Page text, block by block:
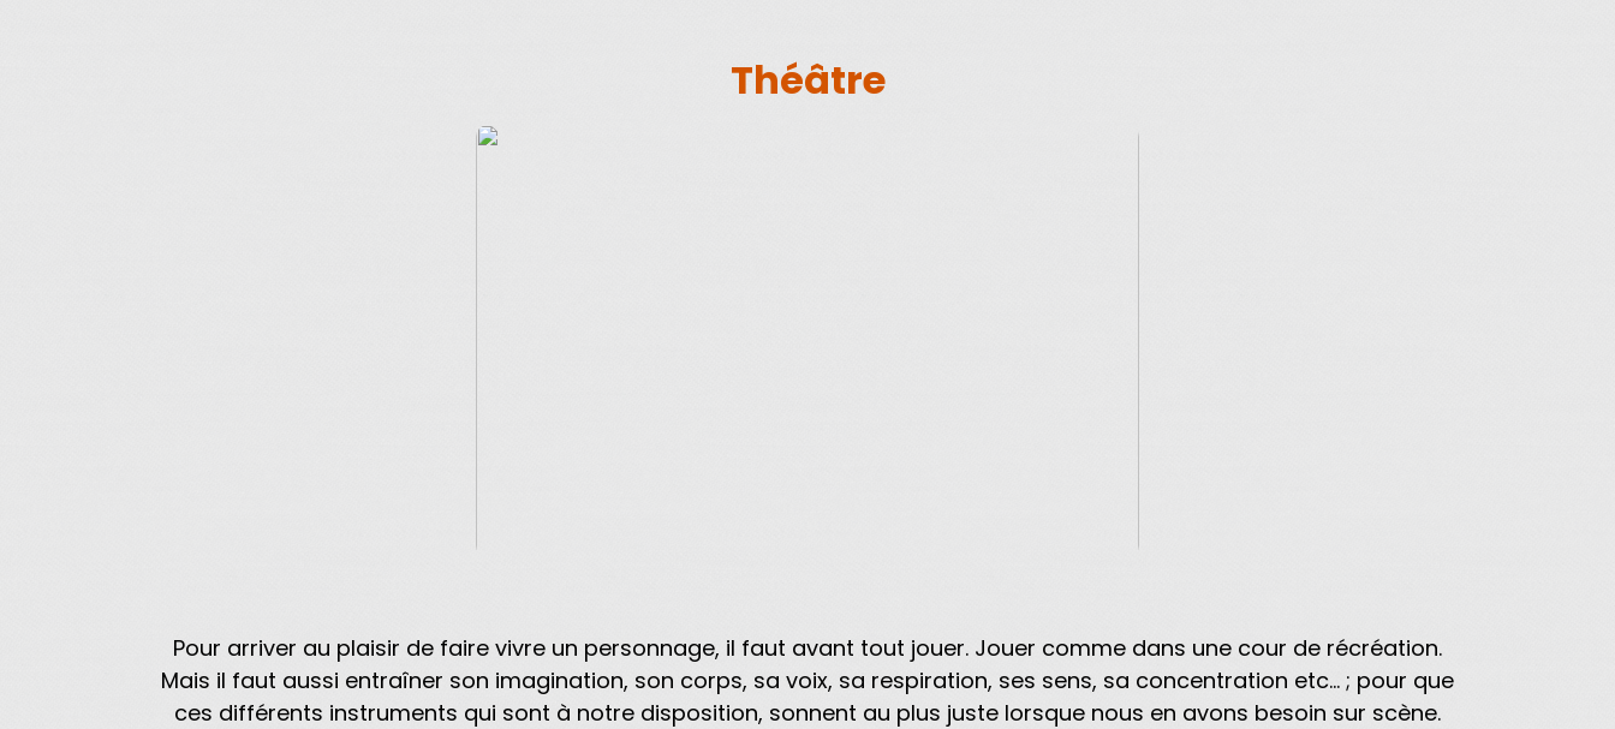
Théâtre
Pour arriver au plaisir de faire vivre un personnage, il faut avant tout jouer. Jouer comme dans une cour de récréation.
Mais il faut aussi entraîner son imagination, son corps, sa voix, sa respiration, ses sens, sa concentration etc... ; pour que
ces différents instruments qui sont à notre disposition, sonnent au plus juste lorsque nous en avons besoin sur scène.